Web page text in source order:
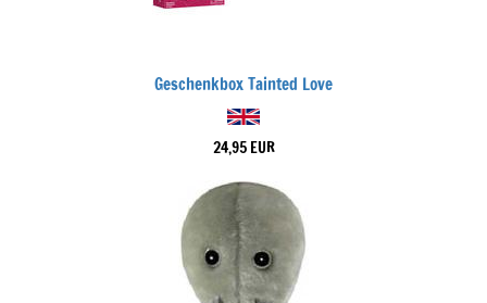
Geschenkbox Tainted Love
24,95 EUR